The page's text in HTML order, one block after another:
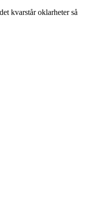
kvarstår oklarheter så